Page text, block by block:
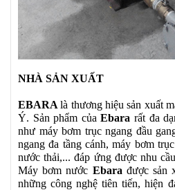
NHÀ SẢN XUẤT
EBARAlà thương hiệu sản xuất
Ý. Sản phẩm củaEbara rất đa
như máy bơm trục ngang đầu
ngang đa tầng cánh, máy bơm
nước thải,... đáp ứng được nhu
Máy bơm nước Ebara được sản
những công nghệ tiên tiến, hiện